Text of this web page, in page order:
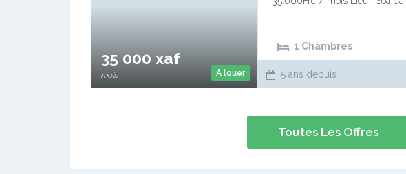
A louer
35 000 xaf
mois
1 Chambres
5 ans depuis
Toutes Les Offres